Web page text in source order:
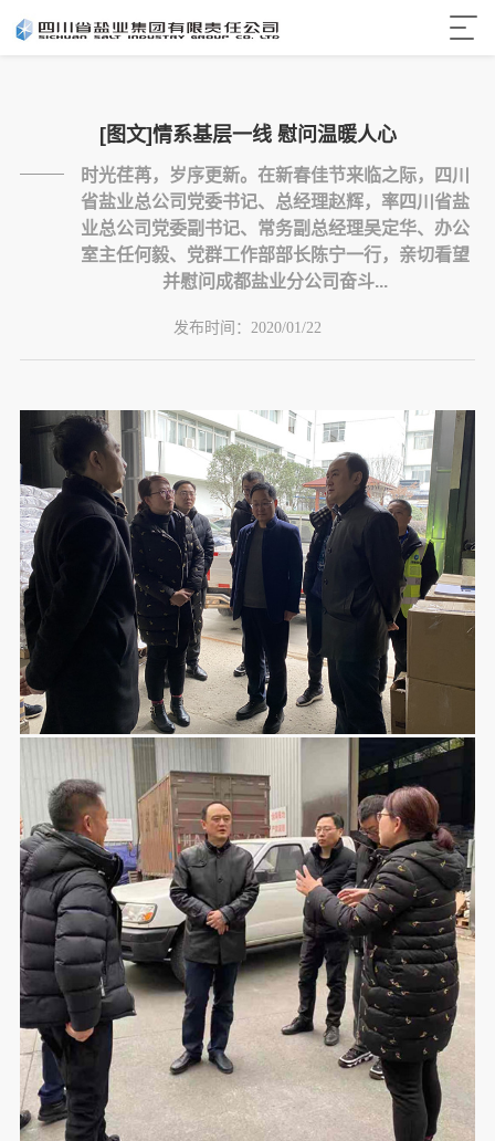
[图文]情系基层一线 慰问温暖人心
时光荏苒，岁序更新。在新春佳节来临之际，四川
省盐业总公司党委书记、总经理赵辉，率四川省盐
业总公司党委副书记、常务副总经理吴定华、办公
室主任何毅、党群工作部部长陈宁一行，亲切看望
并慰问成都盐业分公司奋斗...
发布时间： 2020/01/22